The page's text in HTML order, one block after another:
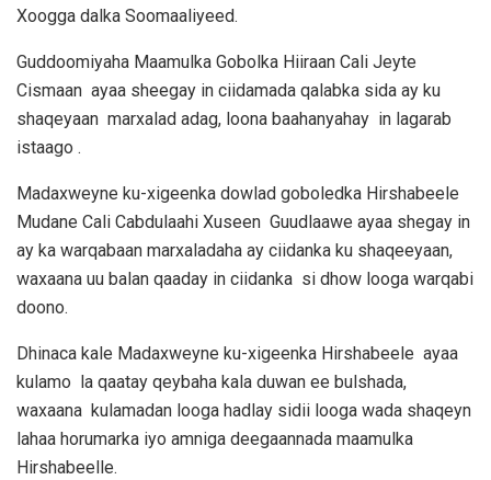
Xoogga dalka Soomaaliyeed.
Guddoomiyaha Maamulka Gobolka Hiiraan Cali Jeyte
Cismaan ayaa sheegay in ciidamada qalabka sida ay ku
shaqeyaan marxalad adag, loona baahanyahay in lagarab
istaago .
Madaxweyne ku-xigeenka dowlad goboledka Hirshabeele
Mudane Cali Cabdulaahi Xuseen Guudlaawe ayaa shegay in
ay ka warqabaan marxaladaha ay ciidanka ku shaqeeyaan,
waxaana uu balan qaaday in ciidanka si dhow looga warqabi
doono.
Dhinaca kale Madaxweyne ku-xigeenka Hirshabeele ayaa
kulamo la qaatay qeybaha kala duwan ee bulshada,
waxaana kulamadan looga hadlay sidii looga wada shaqeyn
lahaa horumarka iyo amniga deegaannada maamulka
Hirshabeelle.